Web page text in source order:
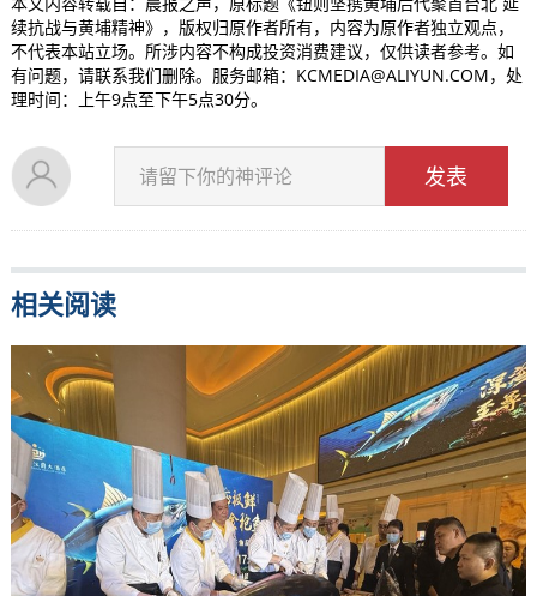
续抗战与黄埔精神》，版权归原作者所有，内容为原作者独立观点，
不代表本站立场。所涉内容不构成投资消费建议，仅供读者参考。如
有问题，请联系我们删除。服务邮箱：KCMEDIA@ALIYUN.COM，处
理时间：上午9点至下午5点30分。
请留下你的神评论 发表
相关阅读